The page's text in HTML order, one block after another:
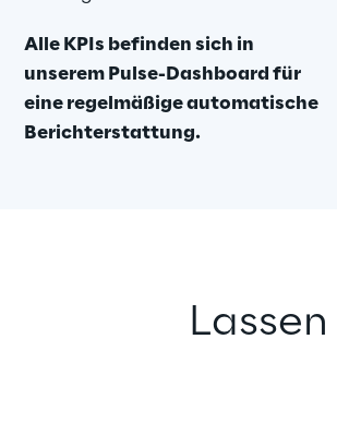
Alle KPIs befinden sich in
unserem Pulse-Dashboard für
eine regelmäßige automatische
Berichterstattung.